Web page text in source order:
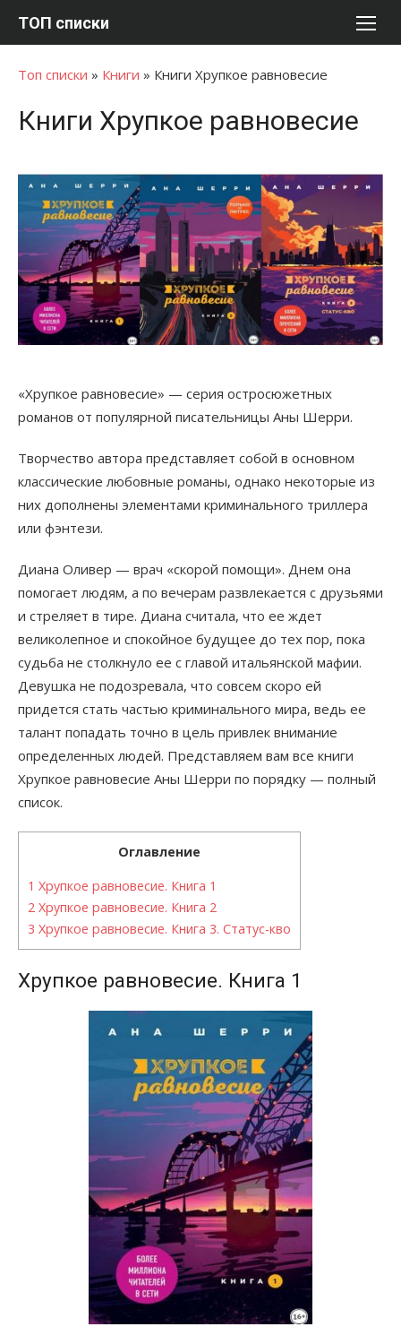
ТОП списки
Топ списки » Книги » Книги Хрупкое равновесие
Книги Хрупкое равновесие
«Хрупкое равновесие» — серия остросюжетных
романов от популярной писательницы Аны Шерри.
Творчество автора представляет собой в основном
классические любовные романы, однако некоторые из
них дополнены элементами криминального триллера
или фэнтези.
Диана Оливер — врач «скорой помощи». Днем она
помогает людям, а по вечерам развлекается с друзьями
и стреляет в тире. Диана считала, что ее ждет
великолепное и спокойное будущее до тех пор, пока
судьба не столкнуло ее с главой итальянской мафии.
Девушка не подозревала, что совсем скоро ей
придется стать частью криминального мира, ведь ее
талант попадать точно в цель привлек внимание
определенных людей. Представляем вам все книги
Хрупкое равновесие Аны Шерри по порядку — полный
список.
Оглавление
1 Хрупкое равновесие. Книга 1
2 Хрупкое равновесие. Книга 2
3 Хрупкое равновесие. Книга 3. Статус-кво
Хрупкое равновесие. Книга 1